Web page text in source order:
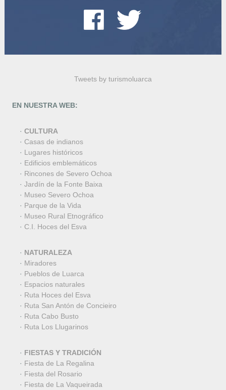
Tweets by turismoluarca
EN NUESTRA WEB:
· CULTURA
· Casas de indianos
· Lugares históricos
· Edificios emblemáticos
· Rincones de Severo Ochoa
· Jardín de la Fonte Baixa
· Museo Severo Ochoa
· Parque de la Vida
· Museo Rural Etnográfico
· C.I. Hoces del Esva
· NATURALEZA
· Miradores
· Pueblos de Luarca
· Espacios naturales
· Ruta Hoces del Esva
· Ruta San Antón de Concieiro
· Ruta Cabo Busto
· Ruta Los Llugarinos
· FIESTAS Y TRADICIÓN
· Fiesta de La Regalina
· Fiesta del Rosario
· Fiesta de La Vaqueirada